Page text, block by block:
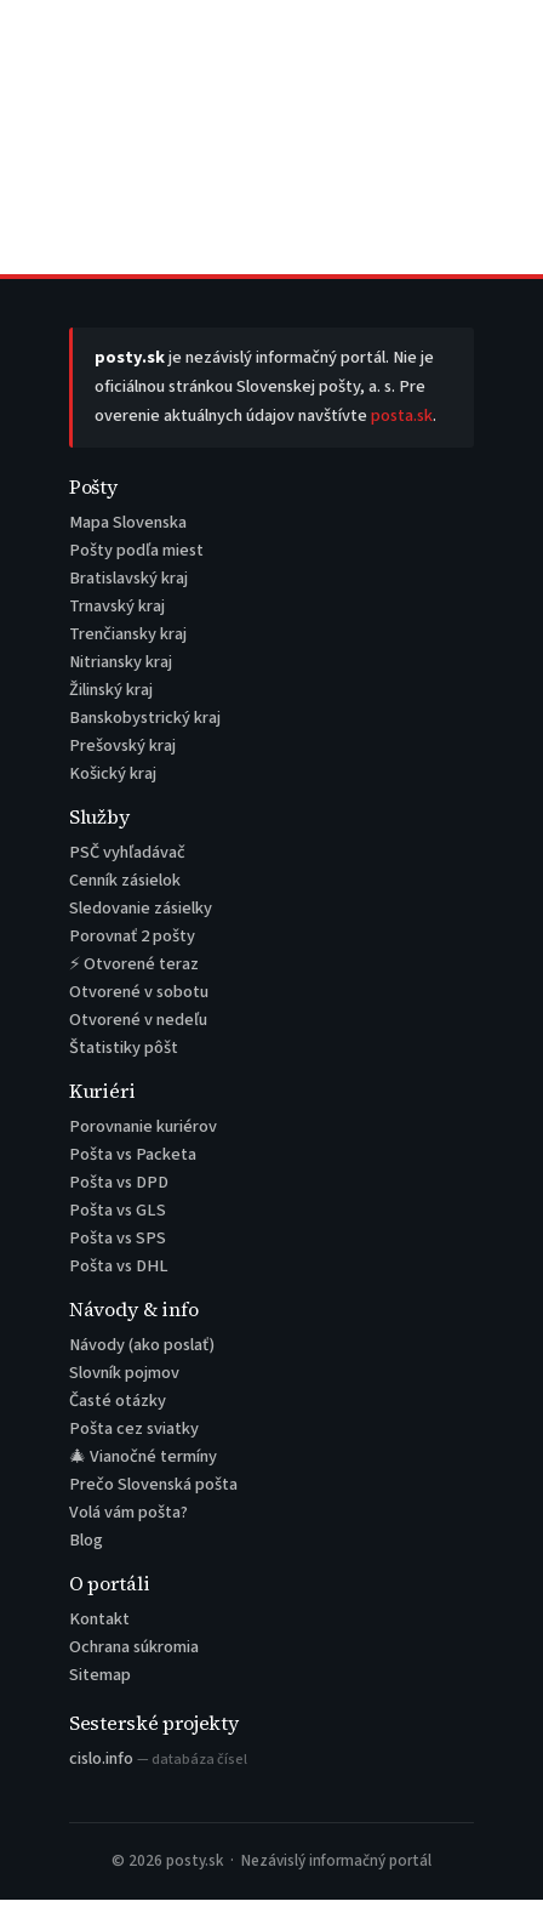
posty.skje nezávislý informačný portál. Nie je
oficiálnou stránkou Slovenskej pošty, a. s. Pre
overenie aktuálnych údajov navštívteposta.sk.
Pošty
Mapa Slovenska
Pošty podľa miest
Bratislavský kraj
Trnavský kraj
Trenčiansky kraj
Nitriansky kraj
Žilinský kraj
Banskobystrický kraj
Prešovský kraj
Košický kraj
Služby
PSČ vyhľadávač
Cenník zásielok
Sledovanie zásielky
Porovnať 2 pošty
⚡ Otvorené teraz
Otvorené v sobotu
Otvorené v nedeľu
Štatistiky pôšt
Kuriéri
Porovnanie kuriérov
Pošta vs Packeta
Pošta vs DPD
Pošta vs GLS
Pošta vs SPS
Pošta vs DHL
Návody & info
Návody (ako poslať)
Slovník pojmov
Časté otázky
Pošta cez sviatky
🎄 Vianočné termíny
Prečo Slovenská pošta
Volá vám pošta?
Blog
O portáli
Kontakt
Ochrana súkromia
Sitemap
Sesterské projekty
cislo.info — databáza čísel
© 2026 posty.sk · Nezávislý informačný portál